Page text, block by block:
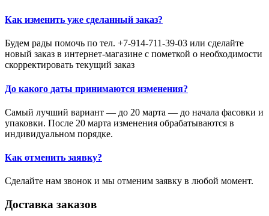
Как изменить уже сделанный заказ?
Будем рады помочь по тел. +7-914-711-39-03 или сделайте
новый заказ в интернет-магазине с пометкой о необходимости
скорректировать текущий заказ
До какого даты принимаются изменения?
Самый лучший вариант — до 20 марта — до начала фасовки и
упаковки. После 20 марта изменения обрабатываются в
индивидуальном порядке.
Как отменить заявку?
Сделайте нам звонок и мы отменим заявку в любой момент.
Доставка заказов